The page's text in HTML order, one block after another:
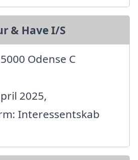
& Have I/S
Odense C
2025,
Interessentskab